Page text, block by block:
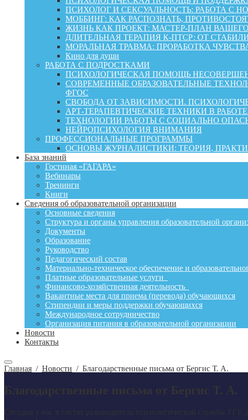
ПСИХОЛОГ И СЕКСУАЛЬНОСТЬ: РАБОТА С
МОББИНГ: КАК РАСПОЗНАТЬ,
ЖИЗНЬ КАК ПРОЕКТ: МАСТЕР‑ПЛАН
ДЛИТЕЛЬНАЯ ТЕРАПИЯ К-ПТСР: ОТ
МОРАЛЬНАЯ ТРАВМА: ПРОРАБОТКА
Кино для души
РАБОТА С ПОДРОСТКАМИ
ПСИХОЛОГИЧЕСКАЯ ПОМОЩЬ
СОВРЕМЕННЫЕ ОБРАЗОВАТЕЛЬНЫЕ
ФГОС
СВОБОДА ОТ ЗАВИСИМОСТИ.
АРТ-ТЕРАПЕВТИЧЕСКИЕ ТЕХНИКИ В
ТЕХНОЛОГИИ РАБОТЫ С СОЦИАЛЬНО
НЕЙРОПСИХОЛОГИЯ ВНИМАНИЯ
ПРОФЕССИОНАЛЬНЫЕ ПРОГРАММЫ
ОСНОВЫ ЖУРНАЛИСТИКИ: ТЕОРИЯ,
База знаний
Гостиная «ГАГАРА»
Вебинары
Тренинги
Книги
Сведения об образовательной организации
Основные сведения
Структура и органы управления образовательной
Документы
Образование
Руководство
Педагогический состав
Материально-техническое обеспечение и
Платные образовательные услуги
Финансово-хозяйственная деятельность
Вакантные места для приема (перевода) обучающихся
Стипендии и меры поддержки обучающихся
Международное сотрудничество
Организация питания в образовательной организации
Новости
Контакты
Главная / Новости / Благодарственные письма от Бергис Т. А.